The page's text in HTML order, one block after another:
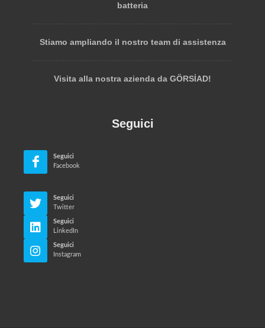
batteria
Stiamo ampliando il nostro team di assistenza
Visita alla nostra azienda da GÖRSİAD!
Seguici
Seguici
Facebook
Seguici
Twitter
Seguici
LinkedIn
Seguici
Instagram